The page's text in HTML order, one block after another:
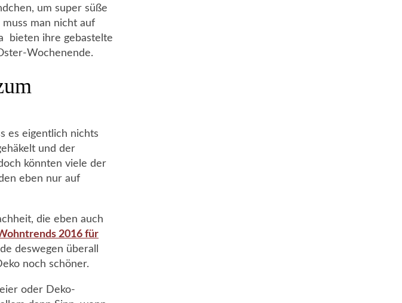
um super süße
man nicht auf
bieten ihre gebastelte
Wochenende.
es eigentlich nichts
und der
könnten viele der
eben nur auf
die eben auch
2016 für
deswegen überall
noch schöner.
oder Deko-